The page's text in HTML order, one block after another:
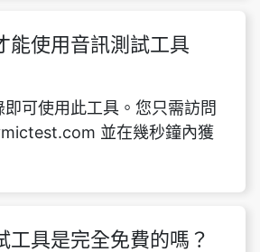
能使用音訊測試工具
可使用此工具。您只需訪問
並在幾秒鐘內獲
工具是完全免費的嗎？